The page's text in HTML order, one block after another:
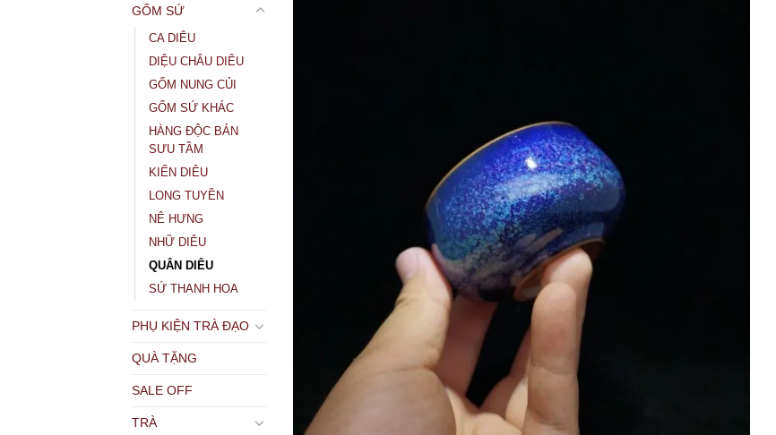
GỐM SỨ
CA DIÊU
DIỆU CHÂU DIÊU
GỐM NUNG CỦI
GỐM SỨ KHÁC
HÀNG ĐỘC BẢN
SƯU TẦM
KIẾN DIÊU
LONG TUYỀN
NÊ HƯNG
NHỮ DIÊU
QUÂN DIÊU
SỨ THANH HOA
PHỤ KIỆN TRÀ ĐẠO
QUÀ TẶNG
SALE OFF
TRÀ